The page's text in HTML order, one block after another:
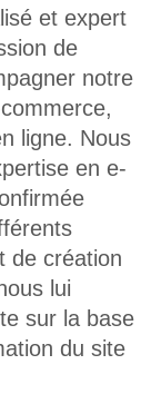
et expert
de
notre
ligne. Nous
en e-
de création
lui
sur la base
du site